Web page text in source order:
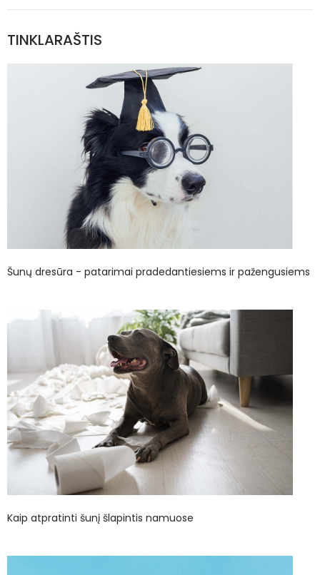
TINKLARAŠTIS
Šunų dresūra - patarimai pradedantiesiems ir pažengusiems
Kaip atpratinti šunį šlapintis namuose